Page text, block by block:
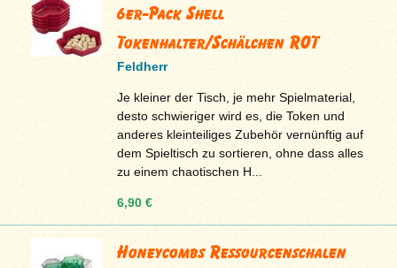
6er-Pack Shell
Tokenhalter/Schälchen ROT
Feldherr
Je kleiner der Tisch, je mehr Spielmaterial,
desto schwieriger wird es, die Token und
anderes kleinteiliges Zubehör vernünftig auf
dem Spieltisch zu sortieren, ohne dass alles
zu einem chaotischen H...
6,90 €
Honeycombs Ressourcenschalen